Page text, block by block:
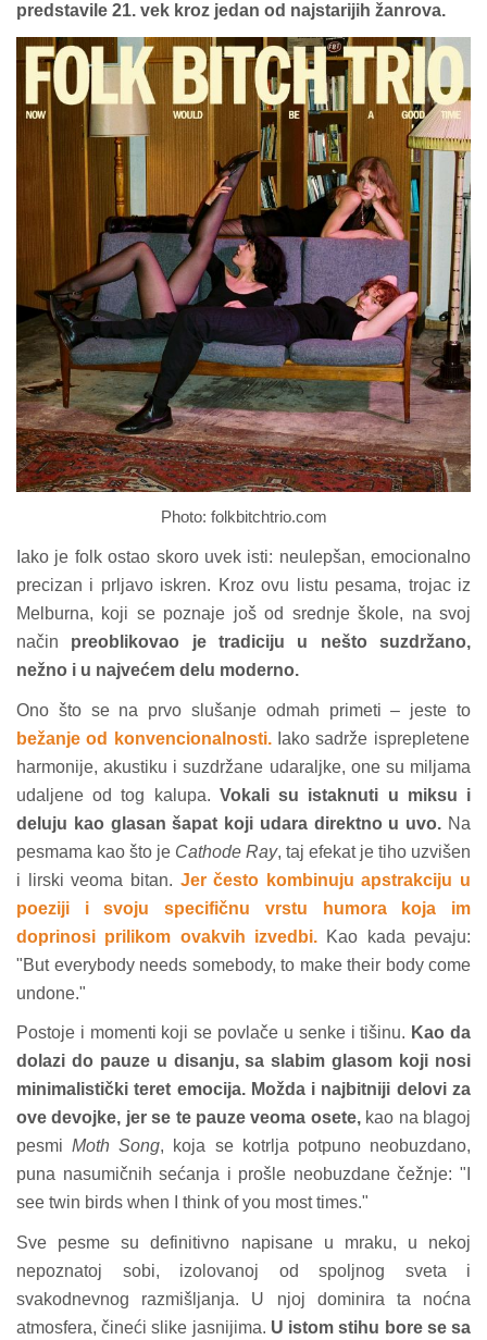
predstavile 21. vek kroz jedan od najstarijih žanrova.
Photo: folkbitchtrio.com
Iako je folk ostao skoro uvek isti: neulepšan, emocionalno
precizan i prljavo iskren. Kroz ovu listu pesama, trojac iz
Melburna, koji se poznaje još od srednje škole, na svoj
način preoblikovao je tradiciju u nešto suzdržano,
nežno i u najvećem delu moderno.
Ono što se na prvo slušanje odmah primeti – jeste to
bežanje od konvencionalnosti.Iako sadrže isprepletene
harmonije, akustiku i suzdržane udaraljke, one su miljama
udaljene od tog kalupa. Vokali su istaknuti u miksu i
deluju kao glasan šapat koji udara direktno u uvo. Na
pesmama kao što je Cathode Ray, taj efekat je tiho uzvišen
i lirski veoma bitan. Jer često kombinuju apstrakciju u
poeziji i svoju specifičnu vrstu humora koja im
doprinosi prilikom ovakvih izvedbi. Kao kada pevaju:
"But everybody needs somebody, to make their body come
undone."
Postoje i momenti koji se povlače u senke i tišinu. Kao da
dolazi do pauze u disanju, sa slabim glasom koji nosi
minimalistički teret emocija. Možda i najbitniji delovi za
ove devojke, jer se te pauze veoma osete, kao na blagoj
pesmiMoth Song, koja se kotrlja potpuno neobuzdano,
puna nasumičnih sećanja i prošle neobuzdane čežnje: "I
see twin birds when I think of you most times."
Sve pesme su definitivno napisane u mraku, u nekoj
nepoznatoj sobi, izolovanoj od spoljnog sveta i
svakodnevnog razmišljanja. U njoj dominira ta noćna
atmosfera, čineći slike jasnijima. U istom stihu bore se sa